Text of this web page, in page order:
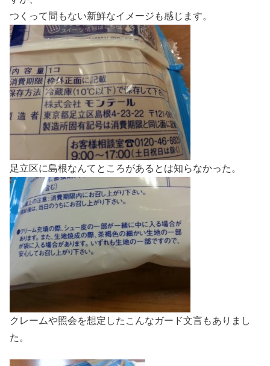
つくって間もない新鮮なイメージも感じます。
足立区に島根なんてところがあるとは知らなかった。
クレームや照会を想定したこんなガード文言もありまし
た。